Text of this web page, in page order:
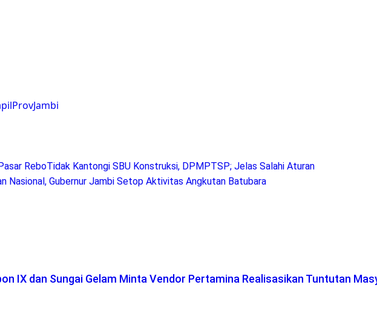
ReboTidak Kantongi SBU Konstruksi, DPMPTSP; Jelas Salahi Aturan
Nasional, Gubernur Jambi Setop Aktivitas Angkutan Batubara
IX dan Sungai Gelam Minta Vendor Pertamina Realisasikan Tuntutan